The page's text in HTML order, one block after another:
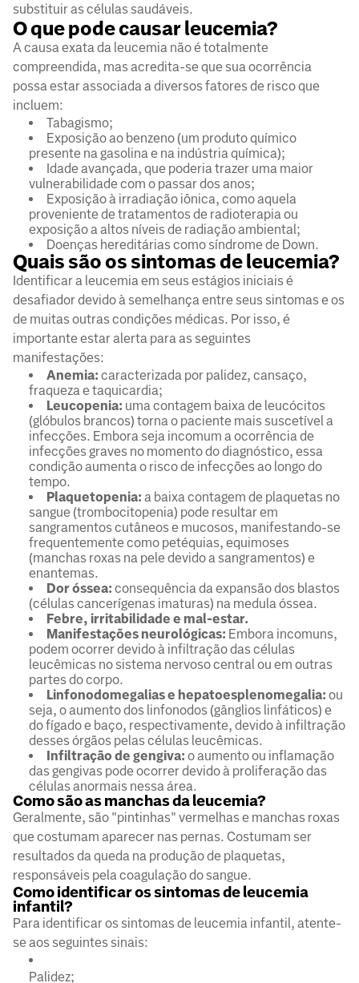
substituir as células saudáveis.
O que pode causar leucemia?
A causa exata da leucemia não é totalmente
compreendida, mas acredita-se que sua ocorrência
possa estar associada a diversos fatores de risco que
incluem:
Tabagismo;
Exposição ao benzeno (um produto químico
presente na gasolina e na indústria química);
Idade avançada, que poderia trazer uma maior
vulnerabilidade com o passar dos anos;
Exposição à irradiação iônica, como aquela
proveniente de tratamentos de radioterapia ou
exposição a altos níveis de radiação ambiental;
Doenças hereditárias como síndrome de Down.
Quais são os sintomas de leucemia?
Identificar a leucemia em seus estágios iniciais é
desafiador devido à semelhança entre seus sintomas e os
de muitas outras condições médicas. Por isso, é
importante estar alerta para as seguintes
manifestações:
Anemia: caracterizada por palidez, cansaço,
fraqueza e taquicardia;
Leucopenia: uma contagem baixa de leucócitos
(glóbulos brancos) torna o paciente mais suscetível a
infecções. Embora seja incomum a ocorrência de
infecções graves no momento do diagnóstico, essa
condição aumenta o risco de infecções ao longo do
tempo.
Plaquetopenia: a baixa contagem de plaquetas no
sangue (trombocitopenia) pode resultar em
sangramentos cutâneos e mucosos, manifestando-se
frequentemente como petéquias, equimoses
(manchas roxas na pele devido a sangramentos) e
enantemas.
Dor óssea: consequência da expansão dos blastos
(células cancerígenas imaturas) na medula óssea.
Febre, irritabilidade e mal-estar.
Manifestações neurológicas: Embora incomuns,
podem ocorrer devido à infiltração das células
leucêmicas no sistema nervoso central ou em outras
partes do corpo.
Linfonodomegaliase hepatoesplenomegalia: ou
seja, o aumento dos linfonodos (gânglios linfáticos) e
do fígado e baço, respectivamente, devido à infiltração
desses órgãos pelas células leucêmicas.
Infiltração de gengiva: o aumento ou inflamação
das gengivas pode ocorrer devido à proliferação das
células anormais nessa área.
Como são as manchas da leucemia?
Geralmente, são "pintinhas" vermelhas e manchas roxas
que costumam aparecer nas pernas. Costumam ser
resultados da queda na produção de plaquetas,
responsáveis pela coagulação do sangue.
Como identificar os sintomas de leucemia
infantil?
Para identificar os sintomas de leucemia infantil, atente-
se aos seguintes sinais:
Palidez;